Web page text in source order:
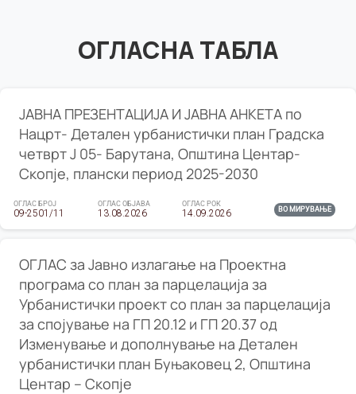
ОГЛАСНА ТАБЛА
ЈАВНА ПРЕЗЕНТАЦИЈА И ЈАВНА АНКЕТА по
Нацрт- Детален урбанистички план Градска
четврт Ј 05- Барутана, Општина Центар-
Скопје, плански период 2025-2030
ОГЛАС БРОЈ
09-2501/11
ОГЛАС ОБЈАВА
13.08.2026
ОГЛАС РОК
14.09.2026 ВО МИРУВАЊЕ
ОГЛАС за Јавно излагање на Проектна
програма со план за парцелација за
Урбанистички проект со план за парцелација
за спојување на ГП 20.12 и ГП 20.37 од
Изменување и дополнување на Детален
урбанистички план Буњаковец 2, Општина
Центар – Скопје